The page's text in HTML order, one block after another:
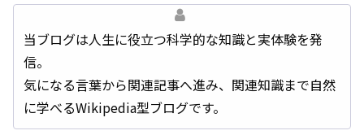
当ブログは人生に役立つ科学的な知識と実体験を発
信。
気になる言葉から関連記事へ進み、関連知識まで自然
に学べるWikipedia型ブログです。